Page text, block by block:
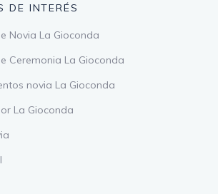
DE INTERÉS
Novia La Gioconda
Ceremonia La Gioconda
novia La Gioconda
La Gioconda